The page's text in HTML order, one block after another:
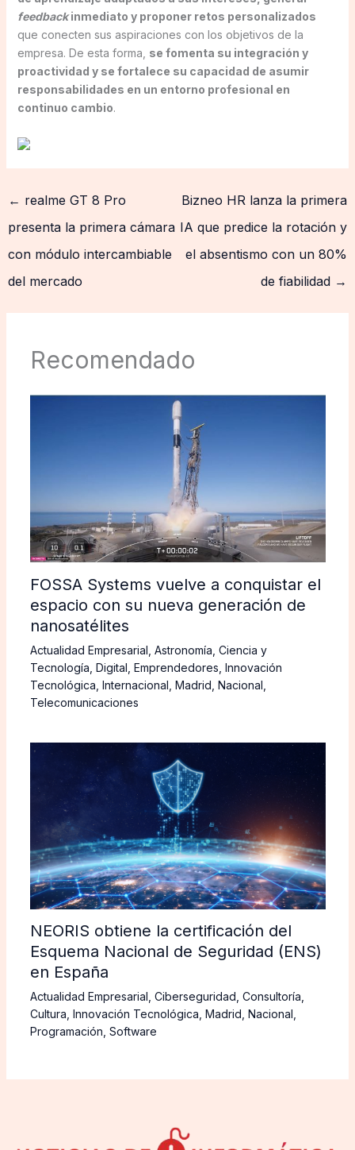
feedbackinmediato y proponer retos personalizados
que conecten sus aspiraciones con los objetivos de la
empresa. De esta forma, se fomenta su integración y
proactividad y se fortalece su capacidad de asumir
responsabilidades en un entorno profesional en
continuo cambio.
← realme GT 8 Pro
presenta la primera cámara
con módulo intercambiable
del mercado
Bizneo HR lanza la primera
IA que predice la rotación y
el absentismo con un 80%
de fiabilidad →
Recomendado
FOSSA Systems vuelve a conquistar el
espacio con su nueva generación de
nanosatélites
Actualidad Empresarial Astronomía Ciencia y
Tecnología Digital Emprendedores Innovación
Tecnológica Internacional Madrid Nacional
Telecomunicaciones
NEORIS obtiene la certificación del
Esquema Nacional de Seguridad (ENS)
en España
Actualidad Empresarial Ciberseguridad Consultoría
Cultura Innovación Tecnológica Madrid Nacional
Programación Software